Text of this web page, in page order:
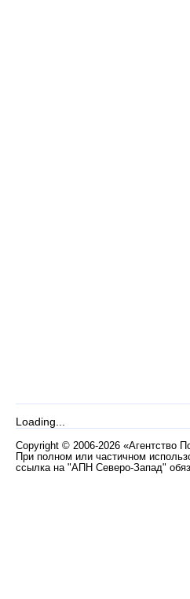
Loading...
Copyright © 2006-2026 «Агентство
При полном или частичном
ссылка на "АПН Северо-Запад"